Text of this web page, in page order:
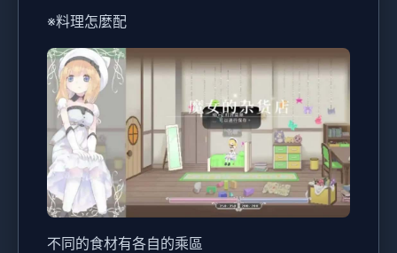
※料理怎麼配
不同的食材有各自的乘區